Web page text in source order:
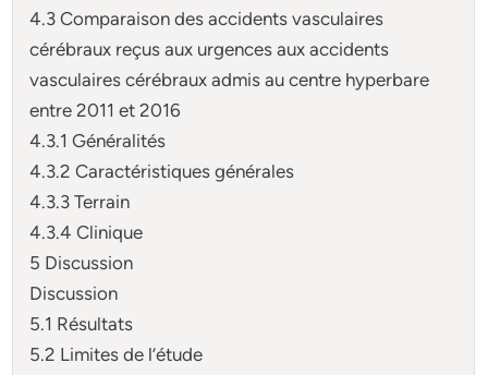
4.3 Comparaison des accidents vasculaires
cérébraux reçus aux urgences aux accidents
vasculaires cérébraux admis au centre hyperbare
entre 2011 et 2016
4.3.1 Généralités
4.3.2 Caractéristiques générales
4.3.3 Terrain
4.3.4 Clinique
5 Discussion
Discussion
5.1 Résultats
5.2 Limites de l’étude